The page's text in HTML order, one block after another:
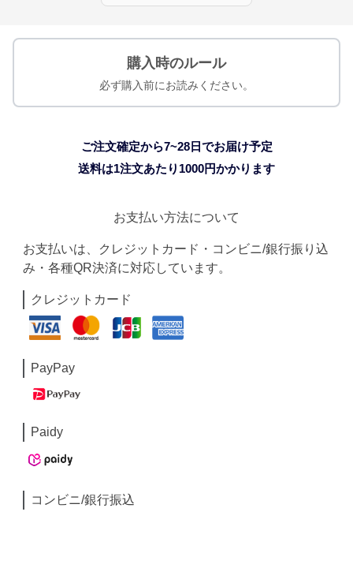
購入時のルール
必ず購入前にお読みください。
ご注文確定から7~28日でお届け予定
送料は1注文あたり 1000円かかります
お支払い方法について
お支払いは、クレジットカード・コンビニ/銀行振り込
み・各種QR決済に対応しています。
クレジットカード
PayPay
Paidy
コンビニ/銀行振込